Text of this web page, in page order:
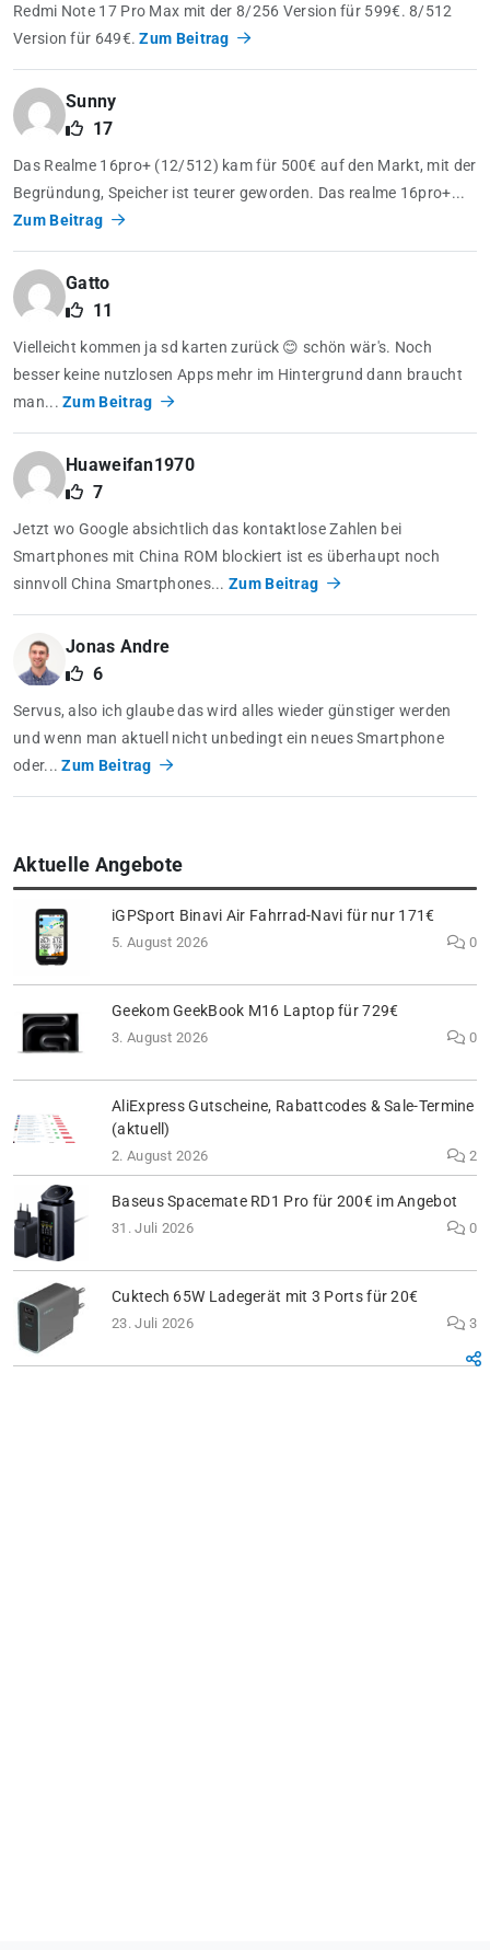
Redmi Note 17 Pro Max mit der 8/256 Version für 599€. 8/512
Version für 649€.Zum Beitrag
Sunny
17
Das Realme 16pro+ (12/512) kam für 500€ auf den Markt, mit der
Begründung, Speicher ist teurer geworden. Das realme 16pro+...
Zum Beitrag
Gatto
11
Vielleicht kommen ja sd karten zurück 😊 schön wär's. Noch
besser keine nutzlosen Apps mehr im Hintergrund dann braucht
man...Zum Beitrag
Huaweifan1970
7
Jetzt wo Google absichtlich das kontaktlose Zahlen bei
Smartphones mit China ROM blockiert ist es überhaupt noch
sinnvoll China Smartphones...Zum Beitrag
Jonas Andre
6
Servus, also ich glaube das wird alles wieder günstiger werden
und wenn man aktuell nicht unbedingt ein neues Smartphone
oder...Zum Beitrag
Aktuelle Angebote
iGPSport Binavi Air Fahrrad-Navi für nur 171€
5. August 2026 0
Geekom GeekBook M16 Laptop für 729€
3. August 2026 0
AliExpress Gutscheine, Rabattcodes & Sale-Termine
(aktuell)
2. August 2026 2
Baseus Spacemate RD1 Pro für 200€ im Angebot
31. Juli 2026 0
Cuktech 65W Ladegerät mit 3 Ports für 20€
23. Juli 2026 3